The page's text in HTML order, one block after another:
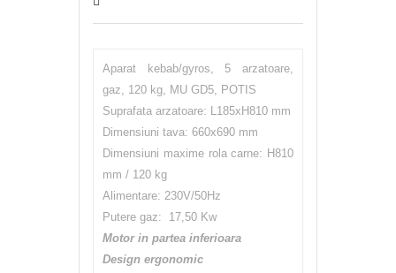
Aparat kebab/gyros, 5 arzatoare,
gaz, 120 kg, MU GD5, POTIS
Suprafata arzatoare: L185xH810 mm
Dimensiuni tava: 660x690 mm
Dimensiuni maxime rola carne: H810
mm / 120 kg
Alimentare: 230V/50Hz
Putere gaz: 17,50 Kw
Motor in partea inferioara
Design ergonomic